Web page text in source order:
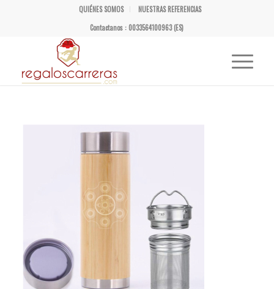
QUIÉNES SOMOS
NUESTRAS REFERENCIAS
Contactanos : 0033564100963 (ES)